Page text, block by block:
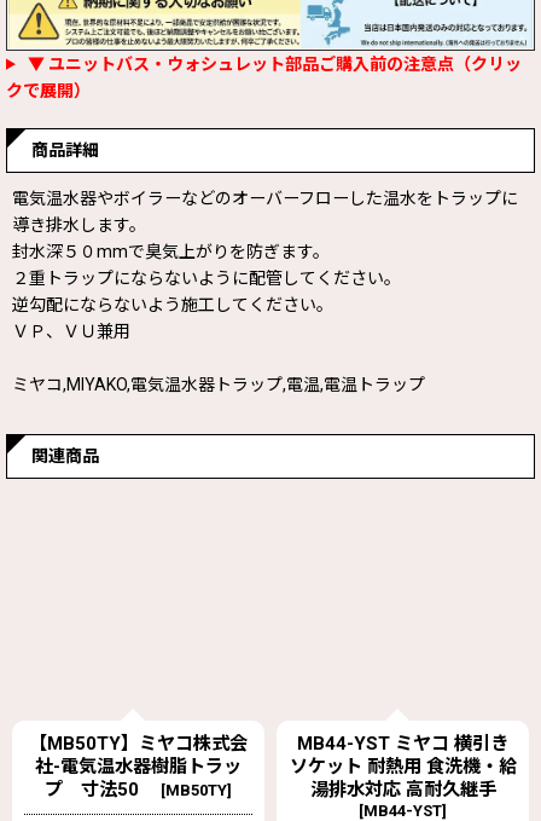
▼ ユニットバス・ウォシュレット部品ご購入前の注意点（クリッ
クで展開）
商品詳細
電気温水器やボイラーなどのオーバーフローした温水をトラップに
導き排水します。
封水深５０mmで臭気上がりを防ぎます。
２重トラップにならないように配管してください。
逆勾配にならないよう施工してください。
ＶＰ、ＶＵ兼用
ミヤコ,MIYAKO,電気温水器トラップ,電温,電温トラップ
関連商品
【MB50TY】ミヤコ株式会
社-電気温水器樹脂トラッ
プ 寸法50
[MB50TY]
MB44-YST ミヤコ 横引き
ソケット 耐熱用 食洗機・給
湯排水対応 高耐久継手
[MB44-YST]